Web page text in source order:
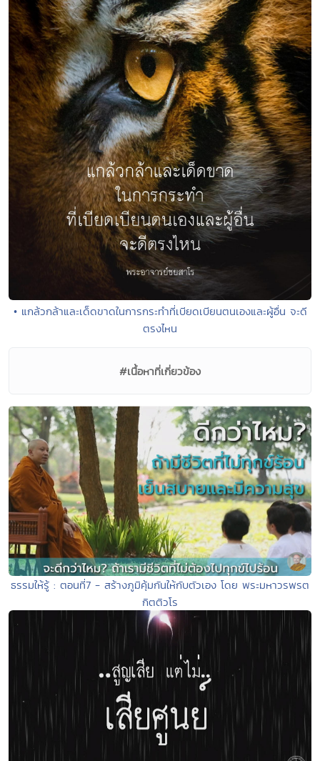
• แกล้วกล้าและเด็ดขาดในการกระทำที่เบียดเบียนตนเองและผู้อื่น จะดี
ตรงไหน
#เนื้อหาที่เกี่ยวข้อง
ธรรมให้รู้ : ตอนที่7 - สร้างภูมิคุ้มกันให้กับตัวเอง โดย พระมหาวรพรต
กิตติวโร